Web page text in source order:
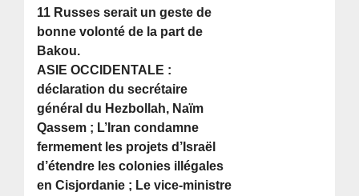
11 Russes serait un geste de
bonne volonté de la part de
Bakou.
ASIE OCCIDENTALE :
déclaration du secrétaire
général du Hezbollah, Naïm
Qassem ; L’Iran condamne
fermement les projets d’Israël
d’étendre les colonies illégales
en Cisjordanie ; Le vice-ministre